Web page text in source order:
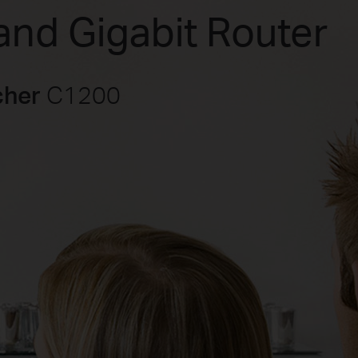
Gigabit Router
C1200